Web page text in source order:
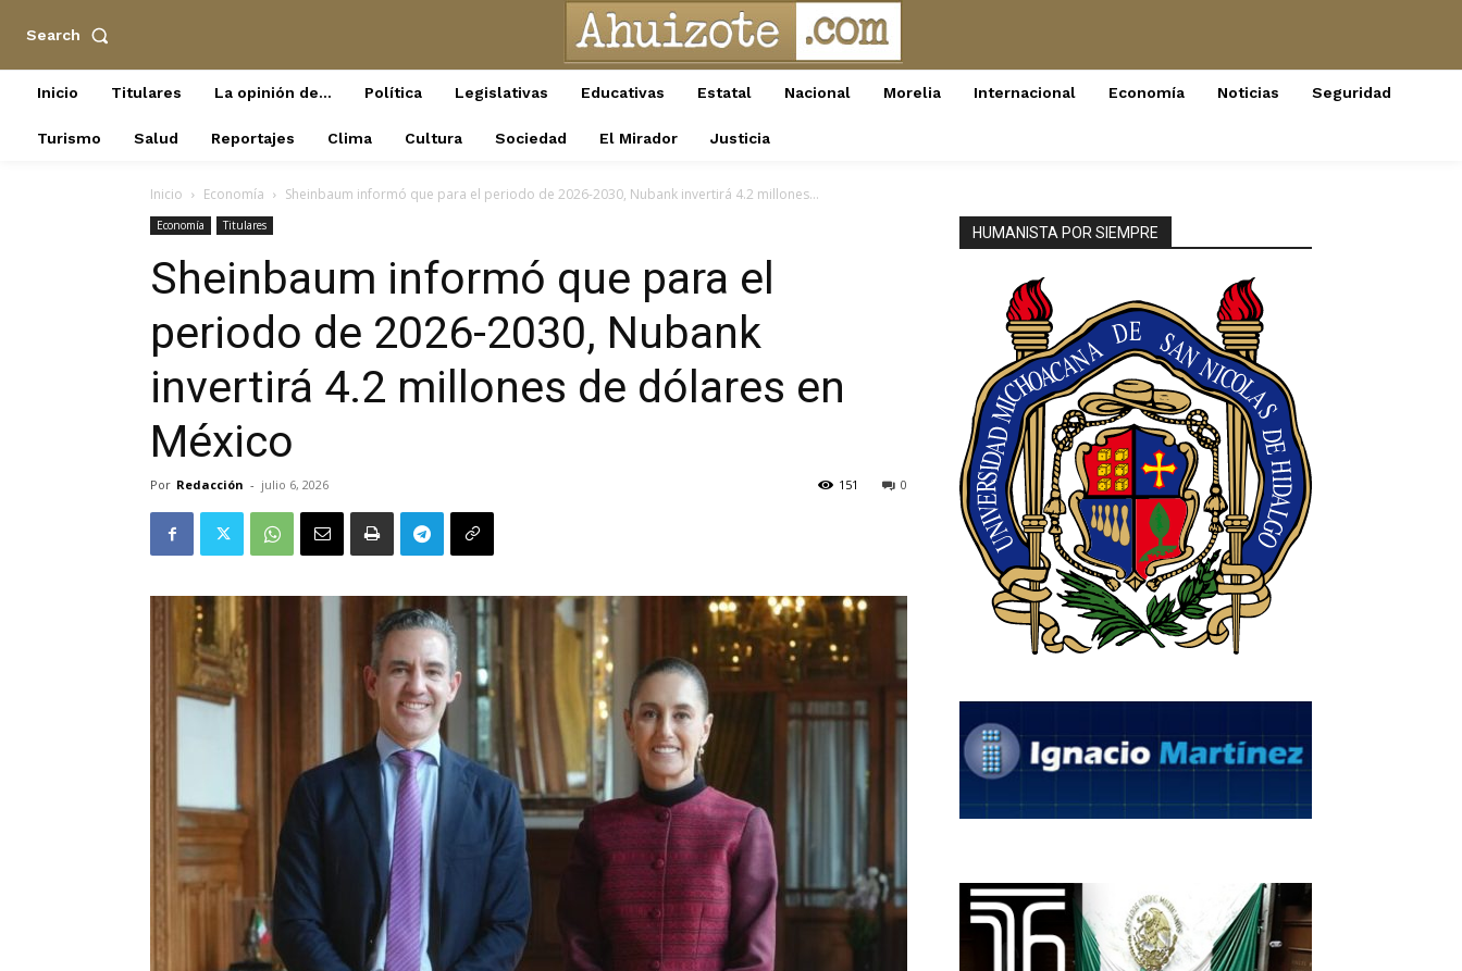
Search
Inicio Titulares La opinión de… Política Legislativas Educativas Estatal Nacional Morelia Internacional Economía Noticias Seguridad
Turismo Salud Reportajes Clima Cultura Sociedad El Mirador Justicia
Inicio Economía Sheinbaum informó que para el periodo de 2026-2030, Nubank invertirá 4.2 millones...
Economía Titulares
Sheinbaum informó que para el
periodo de 2026-2030, Nubank
invertirá 4.2 millones de dólares en
México
Por Redacción - julio 6, 2026 0
151
HUMANISTA POR SIEMPRE